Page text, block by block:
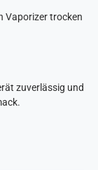
Vaporizer trocken
zuverlässig und